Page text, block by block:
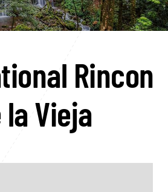
Rincon
la Vieja